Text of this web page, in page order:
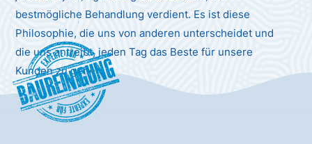
bestmögliche Behandlung verdient. Es ist diese
Philosophie, die uns von anderen unterscheidet und
die uns antreibt, jeden Tag das Beste für unsere
Kunden zu geben.
Baureinigung